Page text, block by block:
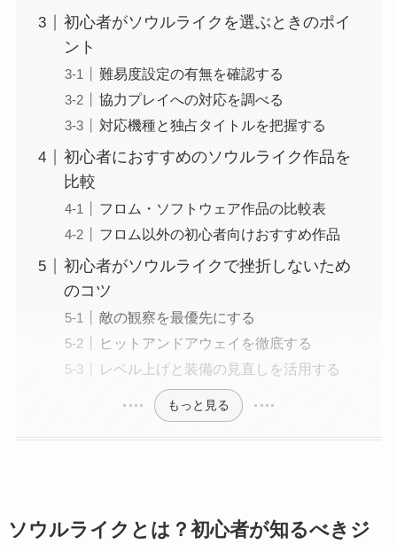
初心者がソウルライクを選ぶときのポイ
ント
難易度設定の有無を確認する
協力プレイへの対応を調べる
対応機種と独占タイトルを把握する
初心者におすすめのソウルライク作品を
比較
フロム・ソフトウェア作品の比較表
フロム以外の初心者向けおすすめ作品
初心者がソウルライクで挫折しないため
のコツ
敵の観察を最優先にする
ヒットアンドアウェイを徹底する
レベル上げと装備の見直しを活用する
もっと見る
ソウルライクとは？初心者が知るべきジ